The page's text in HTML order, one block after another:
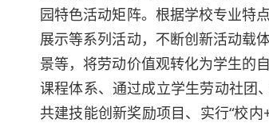
园特色活动矩阵。根据学校专业特
展示等系列活动，不断创新活动载
景等，将劳动价值观转化为学生的
课程体系、通过成立学生劳动社团
共建技能创新奖励项目、实行“校内